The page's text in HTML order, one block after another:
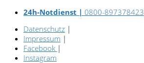
24h-Notdienst | 0800-897378423
Datenschutz |
Impressum |
Facebook |
Instagram